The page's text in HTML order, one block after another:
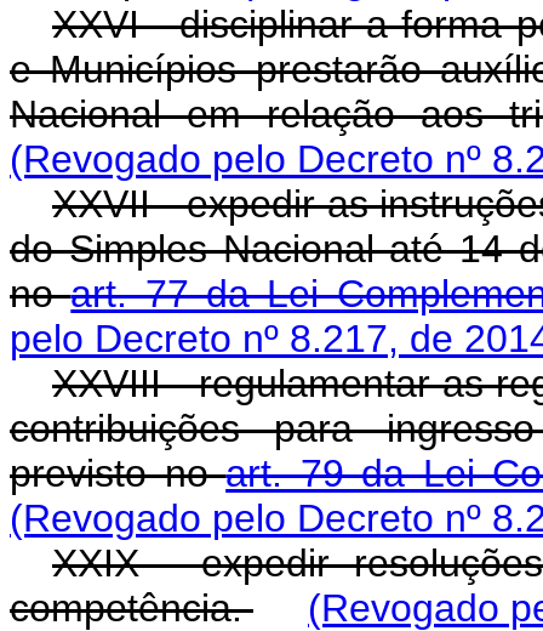
XXVI - disciplinar a forma
e Municípios prestarão
Nacional em relação aos
(Revogado pelo Decreto nº
XXVII - expedir as
do Simples Nacional até 14
noart. 77 da Lei
pelo Decreto nº 8.217, de
XXVIII - regulamentar as
contribuições para
previsto noart. 79 da Lei
(Revogado pelo Decreto nº
XXIX - expedir
competência.
(Revogado